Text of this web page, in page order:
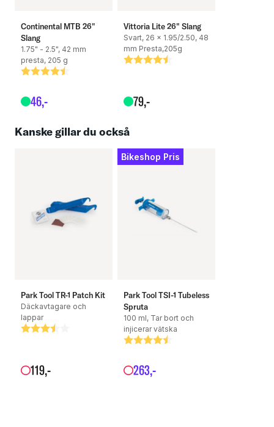
Continental MTB 26"
Slang
1.75" - 2.5", 42 mm
presta, 205 g
Betyg:
4.6 utav 5 stjärnor
46,-
Vittoria Lite 26" Slang
Svart, 26 x 1.95/2.50, 48
mm Presta,205g
Betyg:
4.6 utav 5 stjärnor
79,-
Kanske gillar du också
Park Tool TR-1 Patch Kit
Däckavtagare och
lappar
Betyg:
3.6 utav 5 stjärnor
119,-
Bikeshop Pris
Park Tool TSI-1 Tubeless
Spruta
100 ml, Tar bort och
injicerar vätska
Betyg:
4.6 utav 5 stjärnor
263,-